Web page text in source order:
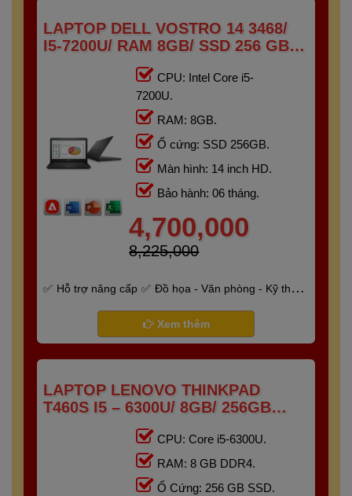
LAPTOP DELL VOSTRO 14 3468/
I5-7200U/ RAM 8GB/ SSD 256 GB/
CPU: Intel Core i5-
7200U.
RAM: 8GB.
Ổ cứng: SSD 256GB.
Màn hình: 14 inch HD.
Bảo hành: 06 tháng.
4,700,000
8,225,000
Hỗ trợ nâng cấp
Đồ họa - Văn phòng - Kỹ thuật
Bảo hành 6 tháng
Xem thêm
LAPTOP LENOVO THINKPAD
T460S I5 – 6300U/ 8GB/ 256GB
CPU: Core i5-6300U.
RAM: 8 GB DDR4.
Ổ Cứng: 256 GB SSD.